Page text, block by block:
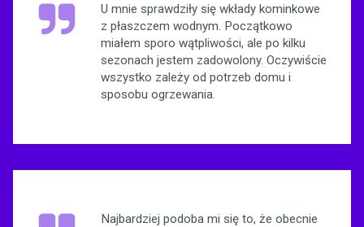
U mnie sprawdziły się wkłady kominkowe
z płaszczem wodnym. Początkowo
miałem sporo wątpliwości, ale po kilku
sezonach jestem zadowolony. Oczywiście
wszystko zależy od potrzeb domu i
sposobu ogrzewania.
Najbardziej podoba mi się to, że obecnie